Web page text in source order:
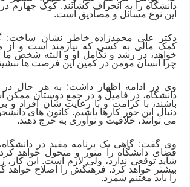
دانشگاه را به انحراف کشانند. کوک چهارم در
این نوع مسائل و مصادیق است.
دکتر علی محمدزاده خاطر نشان ساخت:
کمک مالی به کسی که نیازمند است و از
خواهد، در رشد و تکامل او و البته شخص ما
چرا انسان مومن در کمین این فرصت ها
وی در ادامه اظهار داشت: به هر حال در
دانشگاه، در فامیل و در جمع دوستان ممکن
باشند، با کرامت و با رعایت شأن افراد و
دنبال این جور کارها باشیم. کانون های
می توانند، خلاقیت و نوآوری به خرج دهند.
وی گفت: گاهی یک برنامه مفید در دانشگاه،
فضای دانشگاه را منور و متحول خواهد
شاید توقعی ندارد، ولی لازم است. این کار،
بیشتر خواهد کرد. فرهنگش را اصلاح خواهد
را باید مغتنم شمرد.